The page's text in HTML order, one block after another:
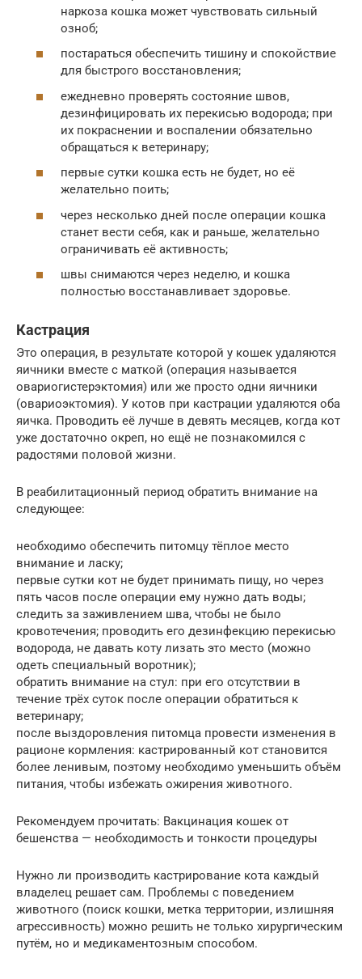
наркоза кошка может чувствовать сильный
озноб;
постараться обеспечить тишину и спокойствие
для быстрого восстановления;
ежедневно проверять состояние швов,
дезинфицировать их перекисью водорода; при
их покраснении и воспалении обязательно
обращаться к ветеринару;
первые сутки кошка есть не будет, но её
желательно поить;
через несколько дней после операции кошка
станет вести себя, как и раньше, желательно
ограничивать её активность;
швы снимаются через неделю, и кошка
полностью восстанавливает здоровье.
Кастрация
Это операция, в результате которой у кошек удаляются
яичники вместе с маткой (операция называется
овариогистерэктомия) или же просто одни яичники
(овариоэктомия). У котов при кастрации удаляются оба
яичка. Проводить её лучше в девять месяцев, когда кот
уже достаточно окреп, но ещё не познакомился с
радостями половой жизни.
В реабилитационный период обратить внимание на
следующее:
необходимо обеспечить питомцу тёплое место
внимание и ласку;
первые сутки кот не будет принимать пищу, но через
пять часов после операции ему нужно дать воды;
следить за заживлением шва, чтобы не было
кровотечения; проводить его дезинфекцию перекисью
водорода, не давать коту лизать это место (можно
одеть специальный воротник);
обратить внимание на стул: при его отсутствии в
течение трёх суток после операции обратиться к
ветеринару;
после выздоровления питомца провести изменения в
рационе кормления: кастрированный кот становится
более ленивым, поэтому необходимо уменьшить объём
питания, чтобы избежать ожирения животного.
Рекомендуем прочитать: Вакцинация кошек от
бешенства — необходимость и тонкости процедуры
Нужно ли производить кастрирование кота каждый
владелец решает сам. Проблемы с поведением
животного (поиск кошки, метка территории, излишняя
агрессивность) можно решить не только хирургическим
путём, но и медикаментозным способом.